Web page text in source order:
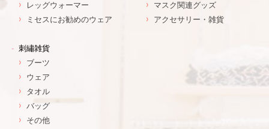
レッグウォーマー
ミセスにお勧めのウェア
刺繡雑貨
ブーツ
ウェア
タオル
バッグ
その他
マスク関連グッズ
アクセサリー・雑貨